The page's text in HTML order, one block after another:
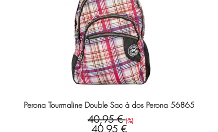
Perona Tourmaline Double Sac à dos Perona 56865
40,95 €(-%)
40,95 €